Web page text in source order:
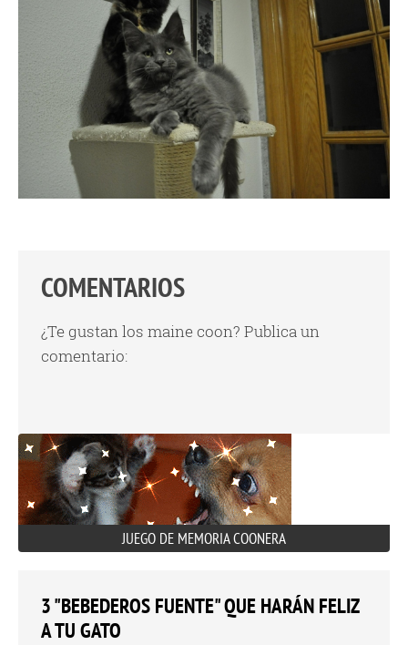
COMENTARIOS
¿Te gustan los maine coon? Publica un
comentario:
JUEGO DE MEMORIA COONERA
3 "BEBEDEROS FUENTE" QUE HARÁN FELIZ
A TU GATO